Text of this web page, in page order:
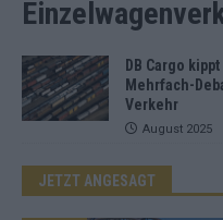
DB Cargo
Mehrfach-
Verkehr
August 2025
JETZT ANGESAGT